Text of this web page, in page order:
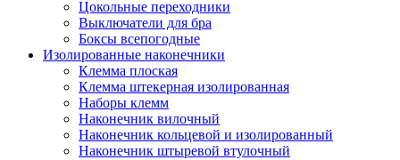
Цокольные переходники
Выключатели для бра
Боксы всепогодные
Изолированные наконечники
Клемма плоская
Клемма штекерная изолированная
Наборы клемм
Наконечник вилочный
Наконечник кольцевой и изолированный
Наконечник штыревой втулочный